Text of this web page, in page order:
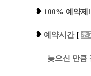
❥ 100% 예약제 !
❥ 예 약시간[ 초
늦으신 만큼